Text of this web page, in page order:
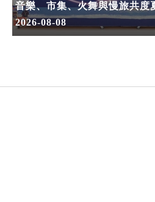
音樂、市集、火舞與慢旅共度
2026-08-08